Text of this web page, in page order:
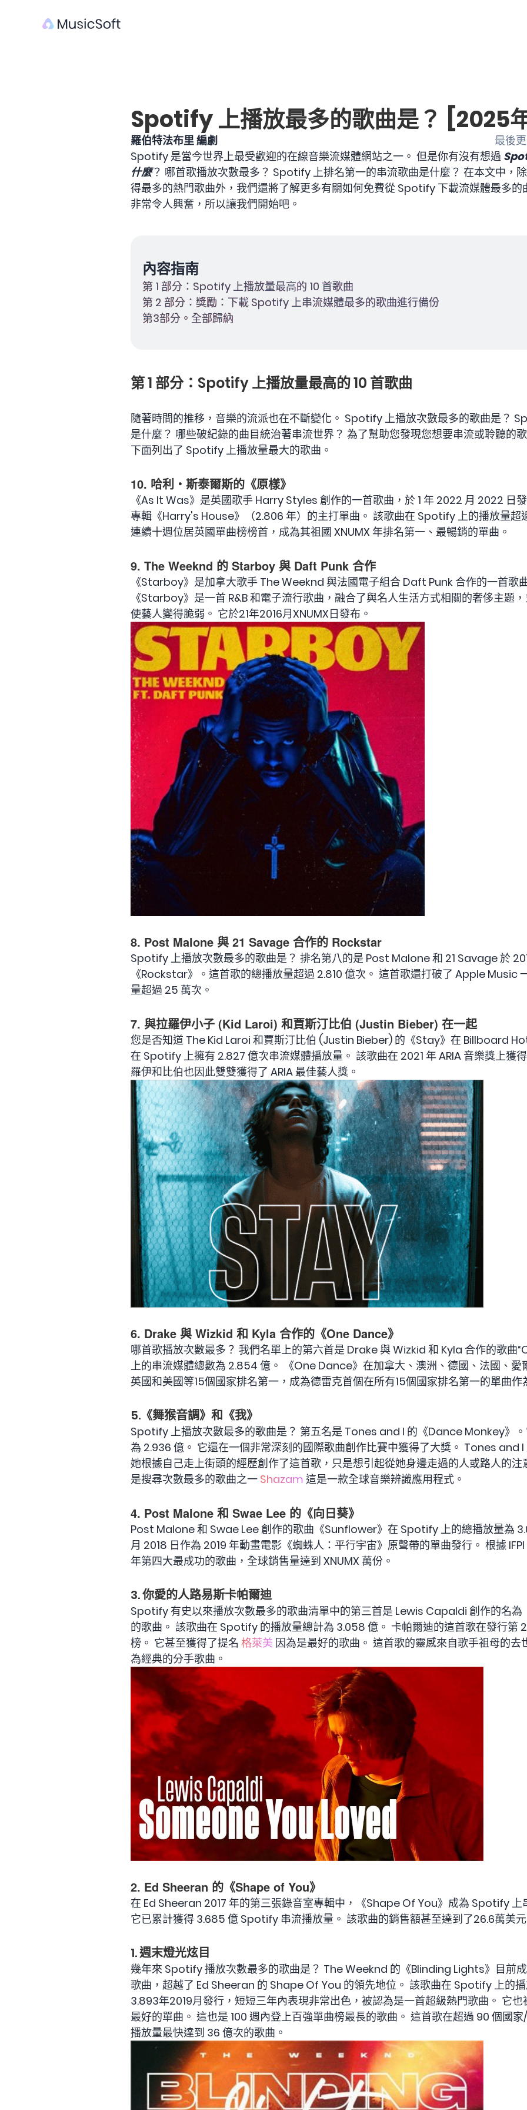
Spotify 上播放最多的歌曲是？ [2025
羅伯特法布里 編劇
最後
Spotify 是當今世界上最受歡迎的在線音樂流媒體網站之一。 但是你有沒有想過
什麼？ 哪首歌播放次數最多？ Spotify 上排名第一的串流歌曲是什麼？ 在本文中，
得最多的熱門歌曲外，我們還將了解更多有關如何免費從 Spotify 下載流媒體最多的
非常令人興奮，所以讓我們開始吧。
內容指南
第 1 部分：Spotify 上播放量最高的 10 首歌曲
第 2 部分：獎勵：下載 Spotify 上串流媒體最多的歌曲進行備份
第3部分。全部歸納
第 1 部分：Spotify 上播放量最高的 10 首歌曲
隨著時間的推移，音樂的流派也在不斷變化。 Spotify 上播放次數最多的歌曲是？
是什麼？ 哪些破紀錄的曲目統治著串流世界？ 為了幫助您發現您想要串流或聆聽的
下面列出了 Spotify 上播放量最大的歌曲。
10. 哈利‧斯泰爾斯的《原樣》
《As It Was》是英國歌手 Harry Styles 創作的一首歌曲，於 1 年 2022 月 2022 日
專輯《Harry's House》（2.806 年）的主打單曲。 該歌曲在 Spotify 上的播放量超
連續十週位居英國單曲榜榜首，成為其祖國 XNUMX 年排名第一、最暢銷的單曲。
9. The Weeknd 的 Starboy 與 Daft Punk 合作
《Starboy》是加拿大歌手 The Weeknd 與法國電子組合 Daft Punk 合作的一首歌
《Starboy》是一首 R&B 和電子流行歌曲，融合了與名人生活方式相關的奢侈主題
使藝人變得脆弱。 它於21年2016月XNUMX日發布。
8. Post Malone 與 21 Savage 合作的 Rockstar
Spotify 上播放次數最多的歌曲是？ 排名第八的是 Post Malone 和 21 Savage 於
《Rockstar》。這首歌的總播放量超過 2.810 億次。 這首歌還打破了 Apple Music
量超過 25 萬次。
7. 與拉羅伊小子 (Kid Laroi) 和賈斯汀比伯 (Justin Bieber) 在一起
您是否知道 The Kid Laroi 和賈斯汀比伯 (Justin Bieber) 的《Stay》在 Billboard
在 Spotify 上擁有 2.827 億次串流媒體播放量。 該歌曲在 2021 年 ARIA 音樂獎上獲
羅伊和比伯也因此雙雙獲得了 ARIA 最佳藝人獎。
6. Drake 與 Wizkid 和 Kyla 合作的《One Dance》
哪首歌播放次數最多？ 我們名單上的第六首是 Drake 與 Wizkid 和 Kyla 合作的歌曲
上的串流媒體總數為 2.854 億。 《One Dance》在加拿大、澳洲、德國、法國、愛
英國和美國等15個國家排名第一，成為德雷克首個在所有15個國家排名第一的單曲作
5.《舞猴音調》和《我》
Spotify 上播放次數最多的歌曲是？ 第五名是 Tones and I 的《Dance Monkey》
為 2.936 億。 它還在一個非常深刻的國際歌曲創作比賽中獲得了大獎。 Tones and I
她根據自己走上街頭的經歷創作了這首歌，只是想引起從她身邊走過的人或路人的
是搜尋次數最多的歌曲之一 Shazam 這是一款全球音樂辨識應用程式。
4. Post Malone 和 Swae Lee 的《向日葵》
Post Malone 和 Swae Lee 創作的歌曲《Sunflower》在 Spotify 上的總播放量為
月 2018 日作為 2019 年動畫電影《蜘蛛人：平行宇宙》原聲帶的單曲發行。 根據
年第四大最成功的歌曲，全球銷售量達到 XNUMX 萬份。
3. 你愛的人路易斯卡帕爾迪
Spotify 有史以來播放次數最多的歌曲清單中的第三首是 Lewis Capaldi 創作的名
的歌曲。 該歌曲在 Spotify 的播放量總計為 3.058 億。 卡帕爾迪的這首歌在發行第
榜。 它甚至獲得了提名 格萊美 因為是最好的歌曲。 這首歌的靈感來自歌手祖母的
為經典的分手歌曲。
2. Ed Sheeran 的《Shape of You》
在 Ed Sheeran 2017 年的第三張錄音室專輯中，《Shape Of You》成為 Spotify 上
它已累計獲得 3.685 億 Spotify 串流播放量。 該歌曲的銷售額甚至達到了26.6萬美元
1. 週末燈光炫目
幾年來 Spotify 播放次數最多的歌曲是？ The Weeknd 的《Blinding Lights》目前
歌曲，超越了 Ed Sheeran 的 Shape Of You 的領先地位。 該歌曲在 Spotify 上的播
3.893年2019月發行，短短三年內表現非常出色，被認為是一首超級熱門歌曲。 它
最好的單曲。 這也是 100 週內登上百強單曲榜最長的歌曲。 這首歌在超過 90 個國
播放量最快達到 36 億次的歌曲。